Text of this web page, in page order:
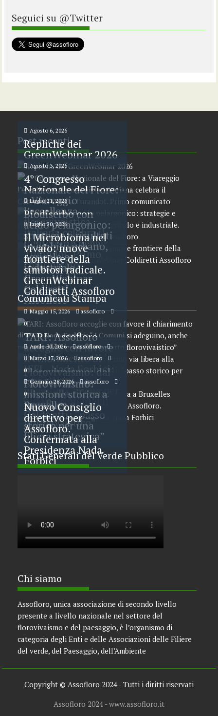
Seguici su @Twitter
Post recenti
Agosto 6, 2026
Repliche dei
GreenWebinar 2026
Agosto 3, 2026
4° Congresso
Nazionale del Fiore:
a Viareggio
l’eccellenza
florovivaistica
italiana celebra il
Centenario della
Turandot. Primo
comunicato
Luglio 21, 2026
Biodiserbo con
acido pelargonico:
strategie e risultati
in ambito urbano,
agricolo e
industriale.
GreenWebinar
Coldiretti –
Assofloro
Luglio 20, 2026
Il Microbioma nel
vivaio: nuove
frontiere della
simbiosi radicale.
GreenWebinar
Coldiretti Assofloro
Comunicati Stampa
Maggio 15, 2026
assofloro
0
TARI: Assofloro
accoglie con favore
il chiarimento di
IFEL. Nada Forbici:
“ I Comuni si
adeguino, anche per
quanto riguarda il
comparto
florovivaistico”
Aprile 30, 2026
assofloro
0
Florovivaismo: dal
CDM primo via
libera alla riforma.
Assofloro e
Coldiretti: “passo
storico per una
filiera strategica”
Marzo 17, 2026
assofloro
0
Florovivaismo:
missione storica a
Bruxelles
Gennaio 28, 2026
assofloro
0
Nuovo Consiglio
direttivo per
Assofloro.
Confermata alla
Presidenza Nada
Forbici
Stati Generali del Verde Pubblico
Chi siamo
Assofloro, unica associazione di secondo livello
presente a livello nazionale nel settore del
florovivaismo e del paesaggio, è l’organismo di
categoria degli Enti e delle Associazioni delle Filiere
del verde, del Paesaggio, dell’Ambiente
Copyright © Assofloro 2024 - Tutti i diritti riservati
Assofloro 2024 - www.assofloro.it